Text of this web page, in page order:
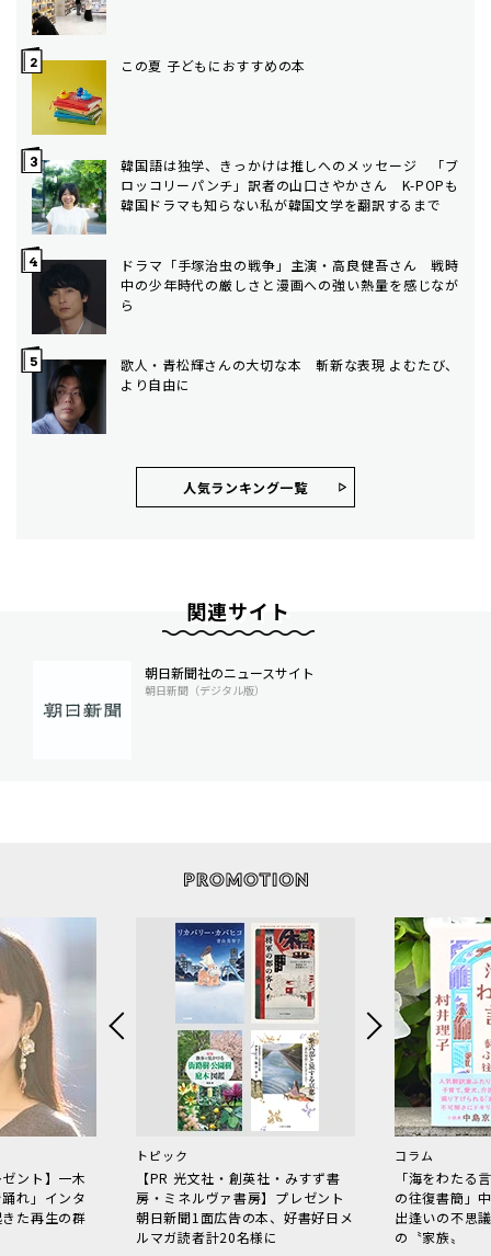
この夏 子どもにおすすめの本
韓国語は独学、きっかけは推しへのメッセージ 「ブ
ロッコリーパンチ」訳者の山口さやかさん K-POPも
韓国ドラマも知らない私が韓国文学を翻訳するまで
ドラマ「手塚治虫の戦争」主演・高良健吾さん 戦時
中の少年時代の厳しさと漫画への強い熱量を感じなが
ら
歌人・青松輝さんの大切な本 斬新な表現 よむたび、
より自由に
人気ランキング⼀覧
関連サイト
朝日新聞社のニュースサイト
朝日新聞（デジタル版）
ント】一木
れ」インタ
た再生の群
トピック
【PR 光文社・創英社・みすず書
房・ミネルヴァ書房】プレゼント
朝日新聞1面広告の本、好書好日メ
ルマガ読者計20名様に
コラム
「海をわた
の往復書簡」
出逢いの不思
の〝家族〟